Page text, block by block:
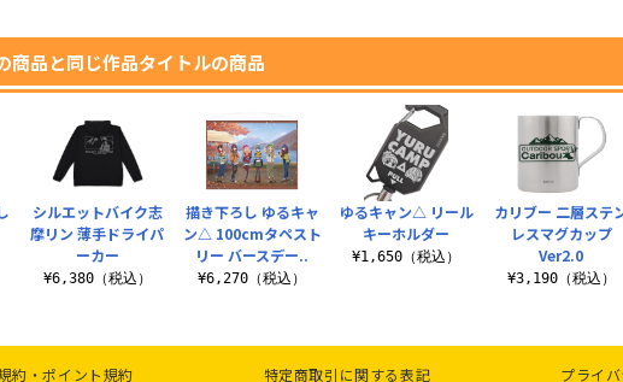
商品と同じ作品タイトルの商品
ゆるキャン△ リール
キーホルダー
¥1,650（税込）
カリブー 二層ステ
レスマグカップ
Ver2.0
¥3,190（税込）
シルエットバイク志
摩リン 薄手ドライパ
ーカー
¥6,380（税込）
描き下ろし ゆるキャ
ン△ 100cmタペスト
リー バースデー..
¥6,270（税込）
約・ポイント規約 特定商取引に関する表記 プライ